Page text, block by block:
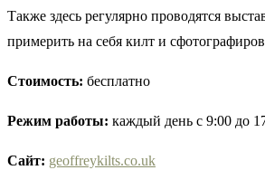
Также здесь регулярно проводятся
примерить на себя килт и
Стоимость: бесплатно
Режим работы: каждый день с 9:00 до
Сайт: geoffreykilts.co.uk